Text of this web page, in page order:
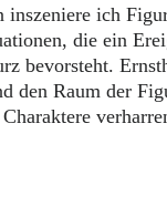
ich
die ein
bevorsteht.
den Raum der